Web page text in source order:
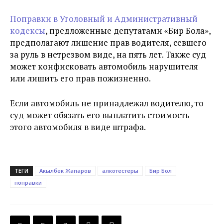
Поправки в Уголовный и Административный
кодексы, предложенные депутатами «Бир Бола»,
предполагают лишение прав водителя, севшего
за руль в нетрезвом виде, на пять лет. Также суд
может конфисковать автомобиль нарушителя
или лишить его прав пожизненно.
Если автомобиль не принадлежал водителю, то
суд может обязать его выплатить стоимость
этого автомобиля в виде штрафа.
ТЕГИ Акылбек Жапаров алкотестеры
Бир Бол
поправки